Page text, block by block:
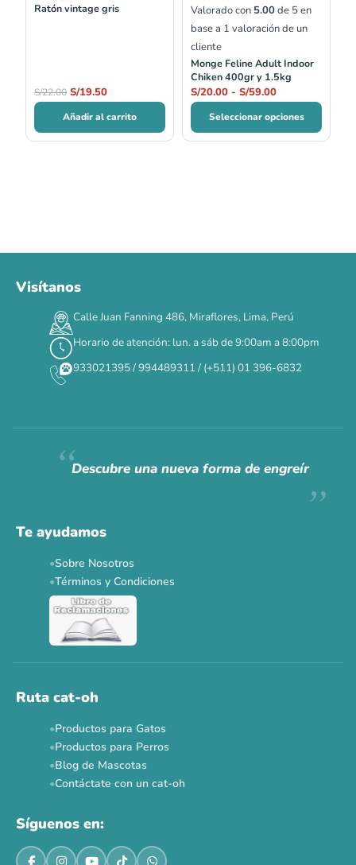
Ratón vintage gris
S/22.00 S/19.50
Añadir al carrito
Valorado con 5.00de 5 en
base a 1 valoración de un
cliente
Monge Feline Adult Indoor
Chiken 400gr y 1.5kg
S/20.00 - S/59.00
Seleccionar opciones
DÍAS HORAS MIN SEG
✕
Siempre fuimosraros.
Ver todas las promos 🐾
Visítanos
Calle Juan Fanning 486, Miraflores, Lima, Perú
Horario de atención: lun. a sáb de 9:00am a 8:00pm
933021395 / 994489311 / (+511) 01 396-6832
Descubre una nueva forma de engreír
Te ayudamos
Sobre Nosotros
Términos y Condiciones
Ruta cat-oh
Productos para Gatos
Productos para Perros
Blog de Mascotas
Contáctate con un cat-oh
Síguenos en: